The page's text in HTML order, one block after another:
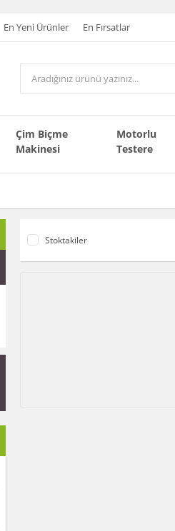
En Yeni Ürünler En Fırsatlar
Çim Biçme
Makinesi
Motorlu
Testere
Stoktakiler